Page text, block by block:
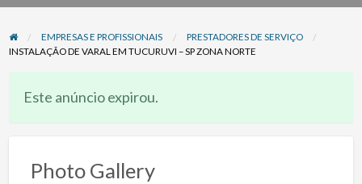
problema
EMPRESAS E PROFISSIONAIS
PRESTADORES DE SERVIÇO
INSTALAÇÃO DE VARAL EM TUCURUVI – SP ZONA NORTE
Este anúncio expirou.
Photo Gallery